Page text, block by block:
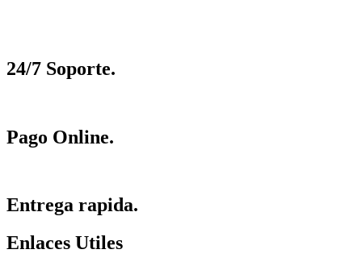
24/7 Soporte.
Pago Online.
Entrega rapida.
Enlaces Utiles